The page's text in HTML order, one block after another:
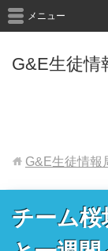
G&E生徒情
メニュー
G&E生徒情報
チーム